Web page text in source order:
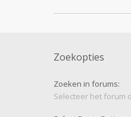
Zoekopties
Zoeken in forums:
Selecteer het forum